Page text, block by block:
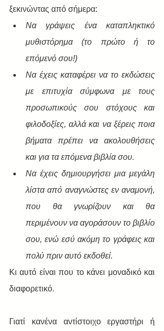
ξεκινώντας από σήμερα:​
Να γράψεις ένα καταπληκτικό
μυθιστόρημα (το πρώτο ή το
επόμενό σου!)
Να έχεις καταφέρει να το εκδώσεις
με επιτυχία σύμφωνα με τους
προσωπικούς σου στόχους και
φιλοδοξίες, αλλά και να ξέρεις ποια
βήματα πρέπει να ακολουθήσεις
και για τα επόμενα βιβλία σου.
Να έχεις δημιουργήσει μια μεγάλη
λίστα από αναγνώστες εν αναμονή,
που θα γνωρίζουν και θα
περιμένουν να αγοράσουν το βιβλίο
σου, ενώ εσύ ακόμη το γράφεις και
πολύ πριν αυτό εκδοθεί.
Κι αυτό είναι που το κάνει μοναδικό και
διαφορετικό.
Γιατί κανένα αντίστοιχο εργαστήρι ή